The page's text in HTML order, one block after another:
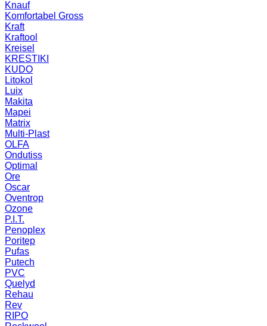
Knauf
Komfortabel Gross
Kraft
Kraftool
Kreisel
KRESTIKI
KUDO
Litokol
Luix
Makita
Mapei
Matrix
Multi-Plast
OLFA
Ondutiss
Optimal
Ore
Oscar
Oventrop
Ozone
P.I.T.
Penoplex
Poritep
Pufas
Putech
PVC
Quelyd
Rehau
Rev
RIPO